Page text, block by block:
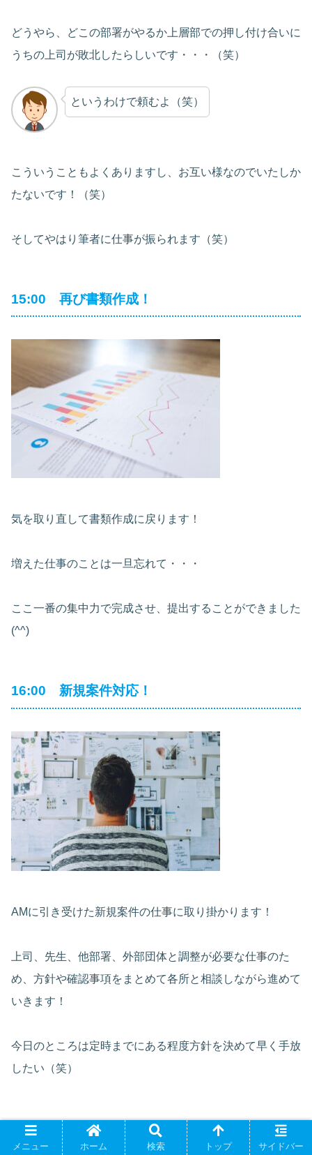
どうやら、どこの部署がやるか上層部での押し付け合いに
うちの上司が敗北したらしいです・・・（笑）
というわけで頼むよ（笑）
こういうこともよくありますし、お互い様なのでいたしか
たないです！（笑）
そしてやはり筆者に仕事が振られます（笑）
15:00 再び書類作成！
気を取り直して書類作成に戻ります！
増えた仕事のことは一旦忘れて・・・
ここ一番の集中力で完成させ、提出することができました
(^^)
16:00 新規案件対応！
AMに引き受けた新規案件の仕事に取り掛かります！
上司、先生、他部署、外部団体と調整が必要な仕事のた
め、方針や確認事項をまとめて各所と相談しながら進めて
いきます！
今日のところは定時までにある程度方針を決めて早く手放
したい（笑）
17:30 定時！(≠終業！（笑）)
メニュー ホーム 検索 トップ サイドバー